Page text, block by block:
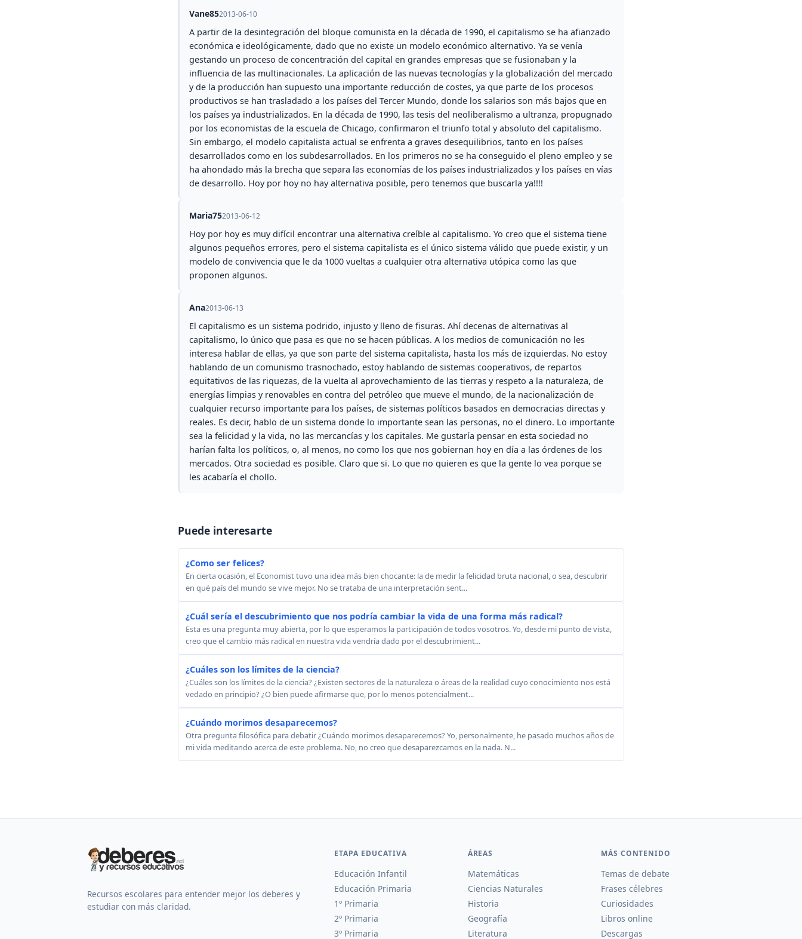
Vane852013-06-10
A partir de la desintegración del bloque comunista en la década de 1990, el capitalismo se ha afianzado
económica e ideológicamente, dado que no existe un modelo económico alternativo. Ya se venía
gestando un proceso de concentración del capital en grandes empresas que se fusionaban y la
influencia de las multinacionales. La aplicación de las nuevas tecnologías y la globalización del mercado
y de la producción han supuesto una importante reducción de costes, ya que parte de los procesos
productivos se han trasladado a los países del Tercer Mundo, donde los salarios son más bajos que en
los países ya industrializados. En la década de 1990, las tesis del neoliberalismo a ultranza, propugnado
por los economistas de la escuela de Chicago, confirmaron el triunfo total y absoluto del capitalismo.
Sin embargo, el modelo capitalista actual se enfrenta a graves desequilibrios, tanto en los países
desarrollados como en los subdesarrollados. En los primeros no se ha conseguido el pleno empleo y se
ha ahondado más la brecha que separa las economías de los países industrializados y los países en vías
de desarrollo. Hoy por hoy no hay alternativa posible, pero tenemos que buscarla ya!!!!
Maria752013-06-12
Hoy por hoy es muy difícil encontrar una alternativa creíble al capitalismo. Yo creo que el sistema tiene
algunos pequeños errores, pero el sistema capitalista es el único sistema válido que puede existir, y un
modelo de convivencia que le da 1000 vueltas a cualquier otra alternativa utópica como las que
proponen algunos.
Ana2013-06-13
El capitalismo es un sistema podrido, injusto y lleno de fisuras. Ahí decenas de alternativas al
capitalismo, lo único que pasa es que no se hacen públicas. A los medios de comunicación no les
interesa hablar de ellas, ya que son parte del sistema capitalista, hasta los más de izquierdas. No estoy
hablando de un comunismo trasnochado, estoy hablando de sistemas cooperativos, de repartos
equitativos de las riquezas, de la vuelta al aprovechamiento de las tierras y respeto a la naturaleza, de
energías limpias y renovables en contra del petróleo que mueve el mundo, de la nacionalización de
cualquier recurso importante para los países, de sistemas políticos basados en democracias directas y
reales. Es decir, hablo de un sistema donde lo importante sean las personas, no el dinero. Lo importante
sea la felicidad y la vida, no las mercancías y los capitales. Me gustaría pensar en esta sociedad no
harían falta los políticos, o, al menos, no como los que nos gobiernan hoy en día a las órdenes de los
mercados. Otra sociedad es posible. Claro que si. Lo que no quieren es que la gente lo vea porque se
les acabaría el chollo.
Puede interesarte
¿Como ser felices?
En cierta ocasión, el Economist tuvo una idea más bien chocante: la de medir la felicidad bruta nacional, o sea, descubrir
en qué país del mundo se vive mejor. No se trataba de una interpretación sent...
¿Cuál sería el descubrimiento que nos podría cambiar la vida de una forma más radical?
Esta es una pregunta muy abierta, por lo que esperamos la participación de todos vosotros. Yo, desde mi punto de vista,
creo que el cambio más radical en nuestra vida vendría dado por el descubrimient...
¿Cuáles son los límites de la ciencia?
¿Cuáles son los límites de la ciencia? ¿Existen sectores de la naturaleza o áreas de la realidad cuyo conocimiento nos está
vedado en principio? ¿O bien puede afirmarse que, por lo menos potencialment...
¿Cuándo morimos desaparecemos?
Otra pregunta filosófica para debatir ¿Cuándo morimos desaparecemos? Yo, personalmente, he pasado muchos años de
mi vida meditando acerca de este problema. No, no creo que desaparezcamos en la nada. N...
Recursos escolares para entender mejor los deberes y
estudiar con más claridad.
ETAPA EDUCATIVA
Educación Infantil
Educación Primaria
1º Primaria
2º Primaria
3º Primaria
ÁREAS
Matemáticas
Ciencias Naturales
Historia
Geografía
Literatura
MÁS CONTENIDO
Temas de debate
Frases célebres
Curiosidades
Libros online
Descargas